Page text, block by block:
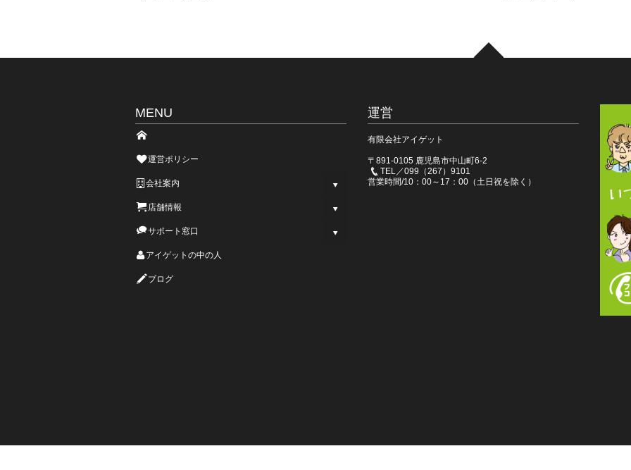
MENU
運営ポリシー
会社案内
店舗情報
サポート窓口
アイゲットの中の人
ブログ
運営
有限会社アイゲット
〒891-0105 鹿児島市中山町6-2
TEL／099（267）9101
営業時間/10：00～17：00（土日祝を除く）